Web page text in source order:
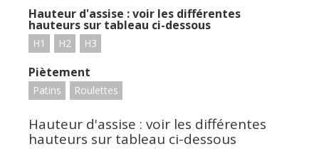
Hauteur d'assise : voir les différentes
hauteurs sur tableau ci-dessous
H1 H2 H3
Piètement
Patins Roulettes
Hauteur d'assise : voir les différentes
hauteurs sur tableau ci-dessous